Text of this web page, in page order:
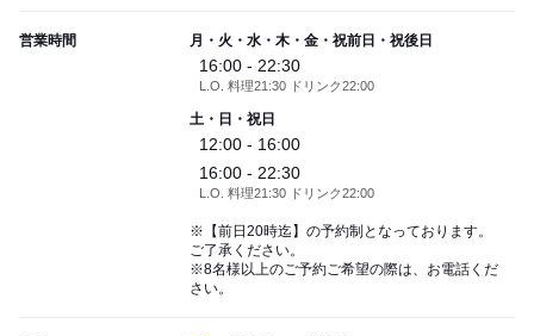
営業時間 月・火・水・木・金・祝前日・祝後日
16:00 - 22:30
L.O. 料理21:30 ドリンク22:00
土・日・祝日
12:00 - 16:00
16:00 - 22:30
L.O. 料理21:30 ドリンク22:00
※【前日20時迄】の予約制となっております。
ご了承ください。
※8名様以上のご予約ご希望の際は、お電話くだ
さい。